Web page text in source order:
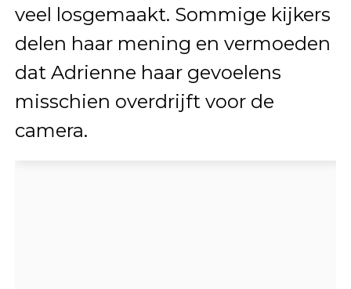
veel losgemaakt. Sommige kijkers
delen haar mening en vermoeden
dat Adrienne haar gevoelens
misschien overdrijft voor de
camera.